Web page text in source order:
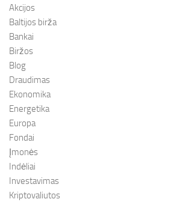
Akcijos
Baltijos birža
Bankai
Biržos
Blog
Draudimas
Ekonomika
Energetika
Europa
Fondai
Įmonės
Indėliai
Investavimas
Kriptovaliutos